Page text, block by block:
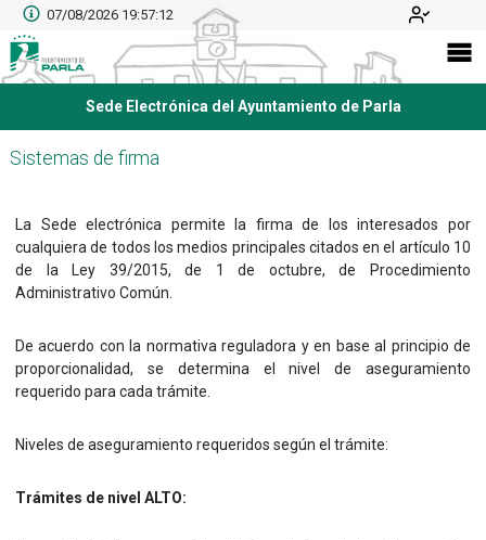
07/08/2026 19:57:12
Sede Electrónica del Ayuntamiento de Parla
Sistemas de firma
La Sede electrónica permite la firma de los interesados por
cualquiera de todos los medios principales citados en el artículo 10
de la Ley 39/2015, de 1 de octubre, de Procedimiento
Administrativo Común.
De acuerdo con la normativa reguladora y en base al principio de
proporcionalidad, se determina el nivel de aseguramiento
requerido para cada trámite.
Niveles de aseguramiento requeridos según el trámite:
Trámites de nivel ALTO: